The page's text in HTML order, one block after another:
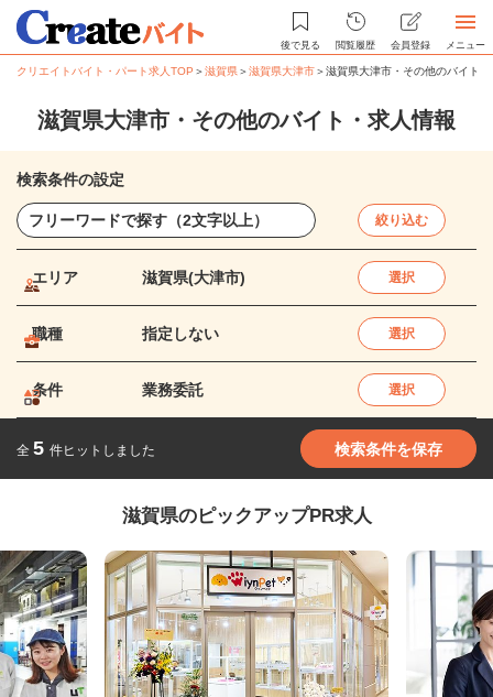
後で見る 閲覧履歴 会員登録 メニュー
クリエイトバイト・パート求人TOP ＞滋賀県＞滋賀県大津市＞滋賀県大津市・その他のバイト
滋賀県大津市・その他のバイト・求人情報
検索条件の設定
絞り込む
エリア 滋賀県(大津市) 選択
職種 指定しない 選択
条件 業務委託 選択
全 5 件ヒットしました 検索条件を保存
滋賀県のピックアップPR求人